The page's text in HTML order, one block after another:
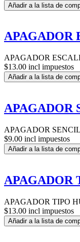
Añadir a la lista de
APAGADOR
APAGADOR
$13.00 incl impuestos
Añadir a la lista de
APAGADOR
APAGADOR
$9.00 incl impuestos
Añadir a la lista de
APAGADOR
APAGADOR TIPO
$13.00 incl impuestos
Añadir a la lista de